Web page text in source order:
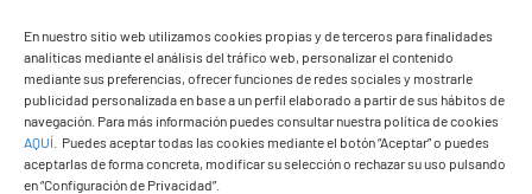
En nuestro sitio web utilizamos cookies propias y de terceros para finalidades
analíticas mediante el análisis del tráfico web, personalizar el contenido
mediante sus preferencias, ofrecer funciones de redes sociales y mostrarle
publicidad personalizada en base a un perfil elaborado a partir de sus hábitos de
navegación. Para más información puedes consultar nuestra política de cookies
AQUÍ
Puedes aceptar todas las cookies mediante el botón “Aceptar” o puedes
aceptarlas de forma concreta, modificar su selección o rechazar su uso pulsando
en “Configuración de Privacidad”.